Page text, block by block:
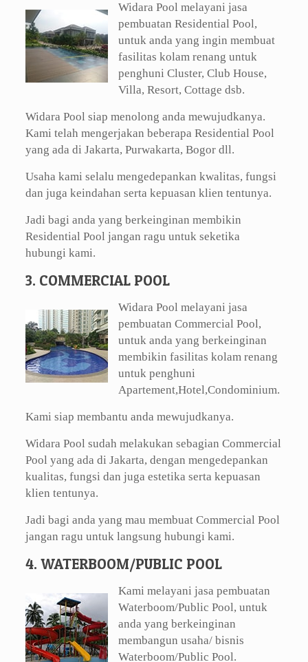
Widara Pool melayani jasa
pembuatan Residential Pool,
untuk anda yang ingin membuat
fasilitas kolam renang untuk
penghuni Cluster, Club House,
Villa, Resort, Cottage dsb.
Widara Pool siap menolong anda mewujudkanya.
Kami telah mengerjakan beberapa Residential Pool
yang ada di Jakarta, Purwakarta, Bogor dll.
Usaha kami selalu mengedepankan kwalitas, fungsi
dan juga keindahan serta kepuasan klien tentunya.
Jadi bagi anda yang berkeinginan membikin
Residential Pool jangan ragu untuk seketika
hubungi kami.
3. COMMERCIAL POOL
Widara Pool melayani jasa
pembuatan Commercial Pool,
untuk anda yang berkeinginan
membikin fasilitas kolam renang
untuk penghuni
Apartement,Hotel,Condominium.
Kami siap membantu anda mewujudkanya.
Widara Pool sudah melakukan sebagian Commercial
Pool yang ada di Jakarta, dengan mengedepankan
kualitas, fungsi dan juga estetika serta kepuasan
klien tentunya.
Jadi bagi anda yang mau membuat Commercial Pool
jangan ragu untuk langsung hubungi kami.
4. WATERBOOM/PUBLIC POOL
Kami melayani jasa pembuatan
Waterboom/Public Pool, untuk
anda yang berkeinginan
membangun usaha/ bisnis
Waterboom/Public Pool.